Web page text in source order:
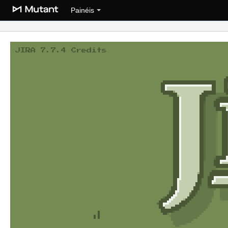
Painéis
JIRA 7.7.4 Credits